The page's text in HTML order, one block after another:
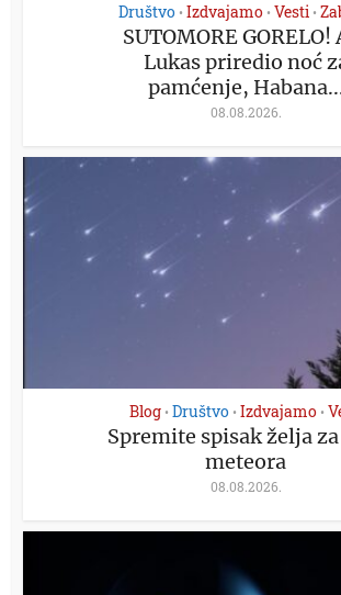
Društvo • Izdvajamo • Vesti •
SUTOMORE GORELO!
Lukas priredio noć
pamćenje,
08.08.2026.
Blog • Društvo • Izdvajamo •
Spremite spisak želja
meteora
08.08.2026.